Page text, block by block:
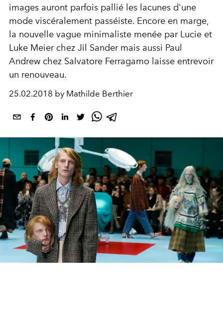
images auront parfois pallié les lacunes d'une
mode viscéralement passéiste. Encore en marge,
la nouvelle vague minimaliste menée par Lucie et
Luke Meier chez Jil Sander mais aussi Paul
Andrew chez Salvatore Ferragamo laisse entrevoir
un renouveau.
25.02.2018 by Mathilde Berthier